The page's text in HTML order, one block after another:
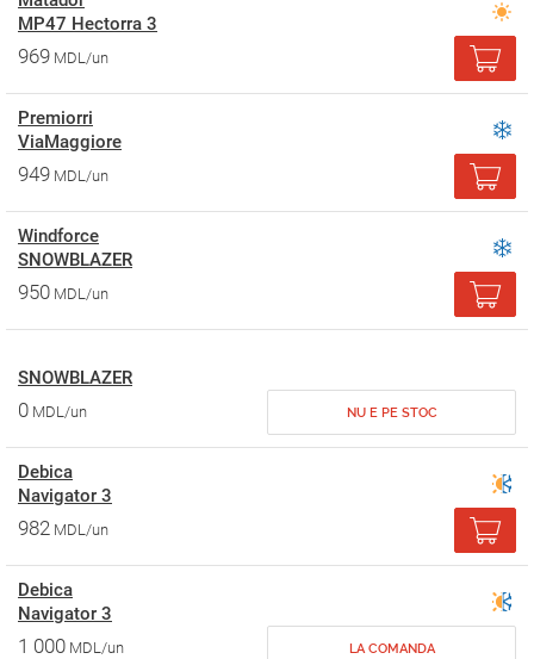
MP47 Hectorra 3
969 MDL/un
Premiorri
ViaMaggiore
949 MDL/un
Windforce
SNOWBLAZER
950 MDL/un
SNOWBLAZER
0 MDL/un NU E PE STOC
Debica
Navigator 3
982 MDL/un
Debica
Navigator 3
1 000 MDL/un LA COMANDA